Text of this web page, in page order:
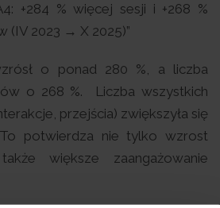
+284 % więcej sesji i +268 %
(IV 2023 → X 2025)”
o ponad 280 %, a liczba
o 268 %. Liczba wszystkich
przejścia) zwiększyła się
potwierdza nie tylko wzrost
większe zaangażowanie